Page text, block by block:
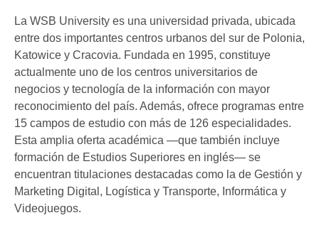
La WSB University es una universidad privada, ubicada
entre dos importantes centros urbanos del sur de Polonia,
Katowice y Cracovia. Fundada en 1995, constituye
actualmente uno de los centros universitarios de
negocios y tecnología de la información con mayor
reconocimiento del país. Además, ofrece programas entre
15 campos de estudio con más de 126 especialidades.
Esta amplia oferta académica —que también incluye
formación de Estudios Superiores en inglés— se
encuentran titulaciones destacadas como la de Gestión y
Marketing Digital, Logística y Transporte, Informática y
Videojuegos.